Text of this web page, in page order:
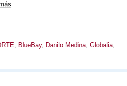
, BlueBay, Danilo Medina, Globalia,